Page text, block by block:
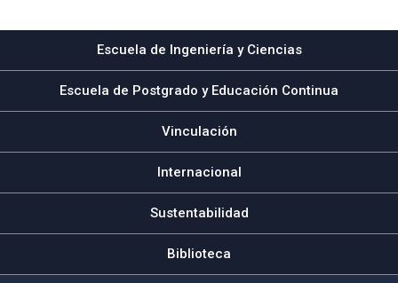
Escuela de Ingeniería y Ciencias
Escuela de Postgrado y Educación Continua
Vinculación
Internacional
Sustentabilidad
Biblioteca